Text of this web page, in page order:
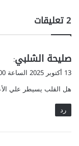
‫2 تعليقات
ي
ق
ل
صليحة الشلبي:
13 أكتوبر 2025 الساعة 10:00 م
هل القلب يسيطر علي
رد